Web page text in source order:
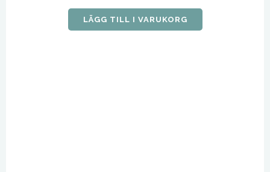
LÄGG TILL I VARUKORG